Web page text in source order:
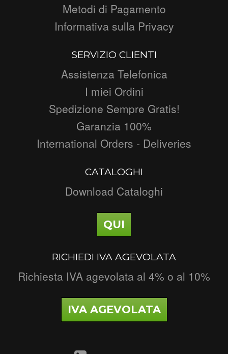
Metodi di Pagamento
Informativa sulla Privacy
SERVIZIO CLIENTI
Assistenza Telefonica
I miei Ordini
Spedizione Sempre Gratis!
Garanzia 100%
International Orders - Deliveries
CATALOGHI
Download Cataloghi
QUI
RICHIEDI IVA AGEVOLATA
Richiesta IVA agevolata al 4% o al 10%
IVA AGEVOLATA